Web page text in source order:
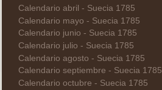
Calendario abril - Suecia 1785
Calendario mayo - Suecia 1785
Calendario junio - Suecia 1785
Calendario julio - Suecia 1785
Calendario agosto - Suecia 1785
Calendario septiembre - Suecia 1785
Calendario octubre - Suecia 1785